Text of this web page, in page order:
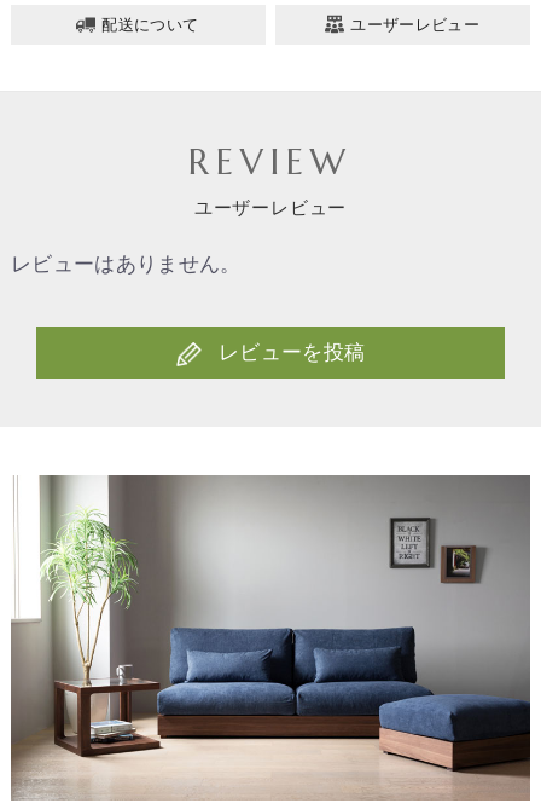
配送について ユーザーレビュー
REVIEW
ユーザーレビュー
レビューはありません。
レビューを投稿